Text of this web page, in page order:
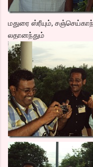
மதுரை ஸ்ரீயும்,
லதானந்தும்